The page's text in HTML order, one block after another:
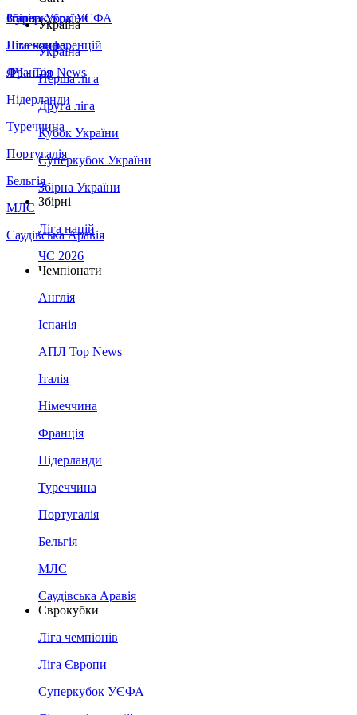
Збірна України
Італія
Німеччина
Франція
Нідерланди
Туреччина
Португалія
Бельгія
МЛС
Саудівська Аравія
Суперкубок УЄФА
Ліга конференцій
ЛЧ - Top News
Україна
Україна
Перша ліга
Друга ліга
Кубок України
Суперкубок України
Збірна України
Збірні
Ліга націй
ЧС 2026
Чемпіонати
Англія
Іспанія
АПЛ Top News
Італія
Німеччина
Франція
Нідерланди
Туреччина
Португалія
Бельгія
МЛС
Саудівська Аравія
Єврокубки
Ліга чемпіонів
Ліга Європи
Суперкубок УЄФА